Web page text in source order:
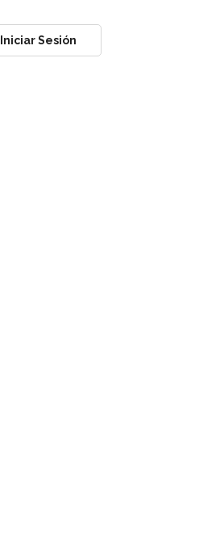
Iniciar Sesión